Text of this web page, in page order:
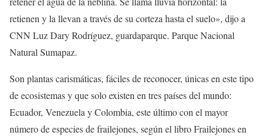
retienen y la llevan a través de su corteza hasta el suelo», dijo a
CNN Luz Dary Rodríguez, guardaparque. Parque Nacional
Natural Sumapaz.
Son plantas carismáticas, fáciles de reconocer, únicas en este tipo
de ecosistemas y que solo existen en tres países del mundo:
Ecuador, Venezuela y Colombia, este último con el mayor
número de especies de frailejones, según el libro Frailejones en